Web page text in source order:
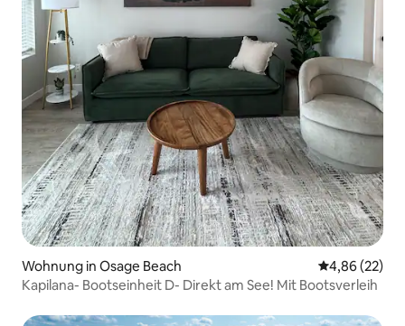
Wohnung in Osage Beach
4,86 (22)
Kapilana- Bootseinheit D- Direkt am See! Mit Bootsverleih